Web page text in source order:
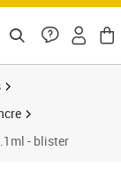
- blister